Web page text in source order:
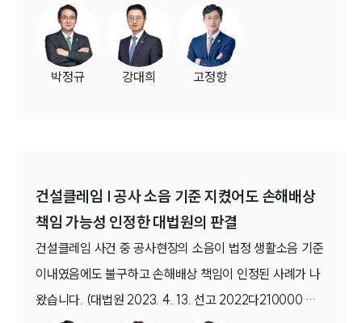
했습니다.아울러 공동임차인 중 1인이 임대인과 체결한 보
증금 공제합의 역시 다른 공동임차인에게 당연히 효력이 발
생하는 것은 아니라는 점을 확인하면서 공동임차 구조에서
의 권리 귀속과 채권집행 범위를 구체적으로 제시했습니다
박정규 강대희 고정항
건설클레임 | 공사 소음 기준 지켰어도 손해배상
책임 가능성 인정한 대법원의 판결
건설클레임 사건 중 공사현장의 소음이 법정 생활소음 기준
이내였음에도 불구하고 손해배상 책임이 인정된 사례가 나
왔습니다. (대법원 2023. 4. 13. 선고 2022다210000 판